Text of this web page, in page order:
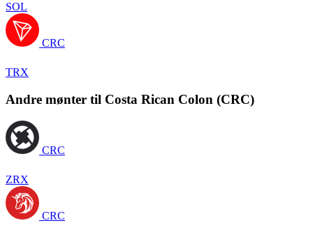
SOL
CRC
TRX
Andre mønter til Costa Rican Colon (CRC)
CRC
ZRX
CRC